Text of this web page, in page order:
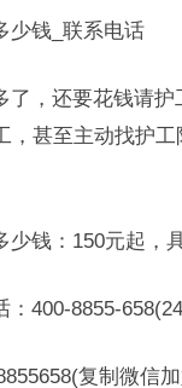
钱_联系电话
，还要花钱请护
，甚至主动找护
钱：150元起，
400-8855-
复制微信加